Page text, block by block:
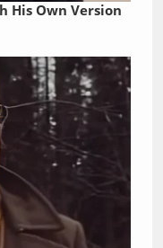
His Own Version